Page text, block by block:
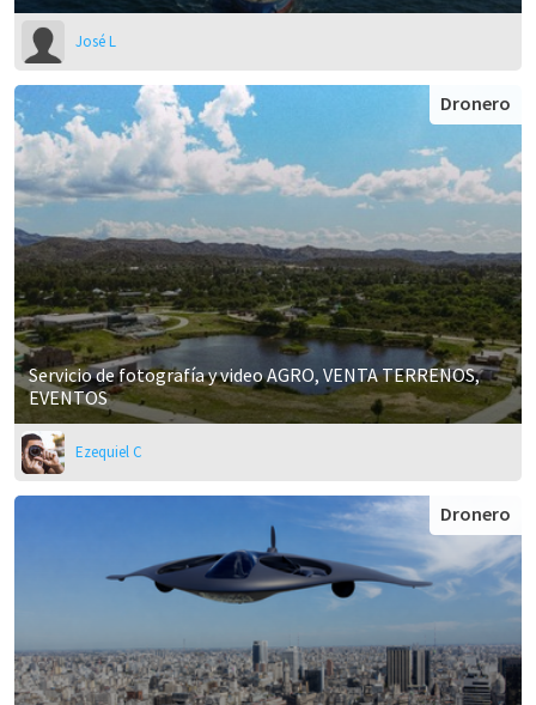
José L
Servicio de fotografía y video AGRO, VENTA TERRENOS,
EVENTOS
Dronero
Ezequiel C
Dronero